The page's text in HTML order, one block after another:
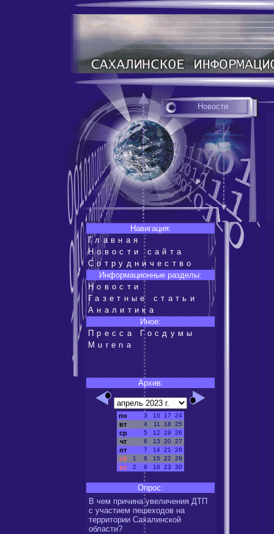
Новости
Навигация:
Главная
Новости сайта
Сотрудничество
Информационные разделы:
Новости
Газетные статьи
Аналитика
Иное:
Пресса Госдумы
Murena
Архив:
пн 3 10 17 24
вт 4 11 18 25
ср 5 12 19 26
чт 6 13 20 27
пт 7 14 21 28
сб 1 8 15 22 29
вс 2 9 16 23 30
Опрос:
В чем причина увеличения ДТП
с участием пешеходов на
территории Сахалинской
области?